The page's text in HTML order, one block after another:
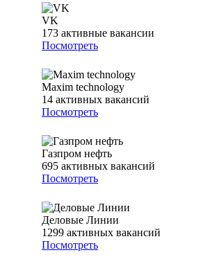
VK
173 активные вакансии
Посмотреть
Maxim technology
14 активных вакансий
Посмотреть
Газпром нефть
695 активных вакансий
Посмотреть
Деловые Линии
1299 активных вакансий
Посмотреть